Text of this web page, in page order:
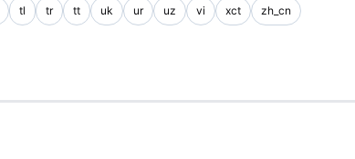
tl tr tt uk ur uz vi xct zh_cn